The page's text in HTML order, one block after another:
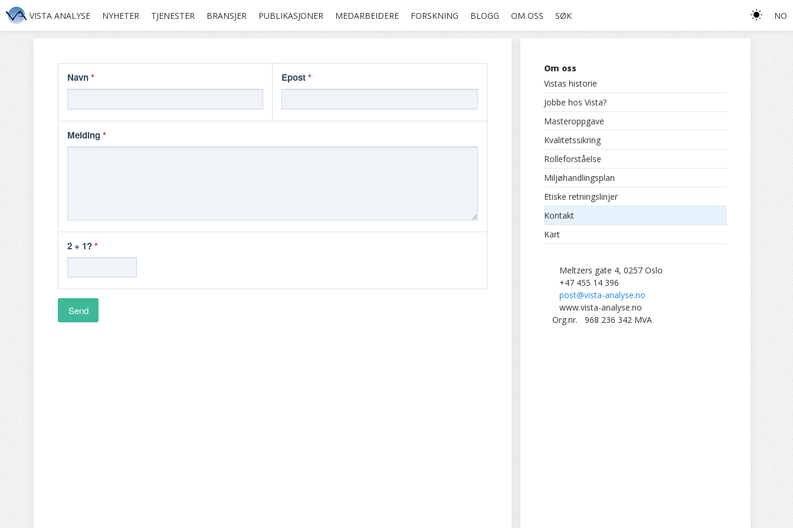
VISTA ANALYSE NYHETER TJENESTER BRANSJER PUBLIKASJONER MEDARBEIDERE FORSKNING BLOGG OM OSS SØK NO
Om oss
Vistas historie
Jobbe hos Vista?
Masteroppgave
Kvalitetssikring
Rolleforståelse
Miljøhandlingsplan
Etiske retningslinjer
Kontakt
Kart
Meltzers gate 4, 0257 Oslo
+47 455 14 396
post@vista-analyse.no
www.vista-analyse.no
Org.nr. 968 236 342 MVA